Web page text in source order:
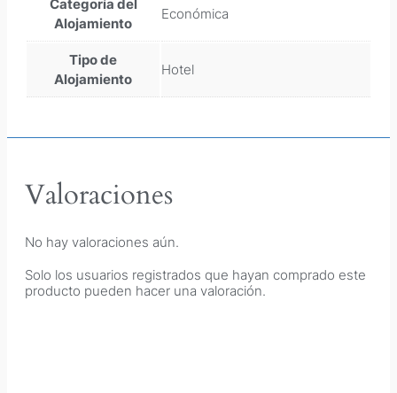
Categoría del
Alojamiento
Económica
Tipo de
Alojamiento
Hotel
Valoraciones
No hay valoraciones aún.
Solo los usuarios registrados que hayan comprado este
producto pueden hacer una valoración.